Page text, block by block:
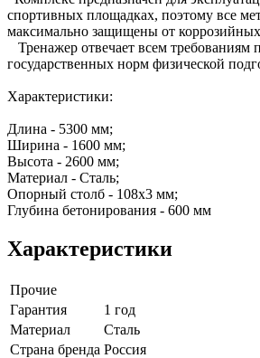
спортивных площадках, поэтому все
максимально защищены от
Тренажер отвечает всем требованиям
государственных норм физической
Характеристики:
Длина - 5300 мм;
Ширина - 1600 мм;
Высота - 2600 мм;
Материал - Сталь;
Опорный столб - 108х3 мм;
Глубина бетонирования - 600 мм
Характеристики
Прочие
Гарантия
1 год
Материал
Сталь
Страна бренда Россия